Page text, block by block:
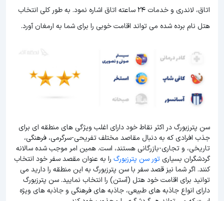
اتاق، لاندری و خدمات 24 ساعته اتاق اشاره نمود. به طور کلی انتخاب
هتل نام برده شده می تواند اقامت خوبی را برای شما به ارمغان آورد.
سن پترزبورگ در اکثر نقاط خود دارای اغلب ویژگی های منطقه ای برای
جذب افرادی که به دنبال مقاصد مختلف تفریحی-سرگرمی، فرهنگی،
تاریخی، و تجاری-بازرگانی هستند، است. همین امر موجب شده سالانه
گردشگران بسیاریتور سن پترزبورگ را به عنوان مقصد سفر خود انتخاب
کنند. اگر شما نیز قصد سفر با سن پترزبورگ به این منطقه را دارید می
توانید برای اقامت خود هتل (آستن) را انتخاب نمایید. سن پترزبورگ
دارای انواع جاذبه های طبیعی، جاذبه های فرهنگی و جاذبه های ویژه